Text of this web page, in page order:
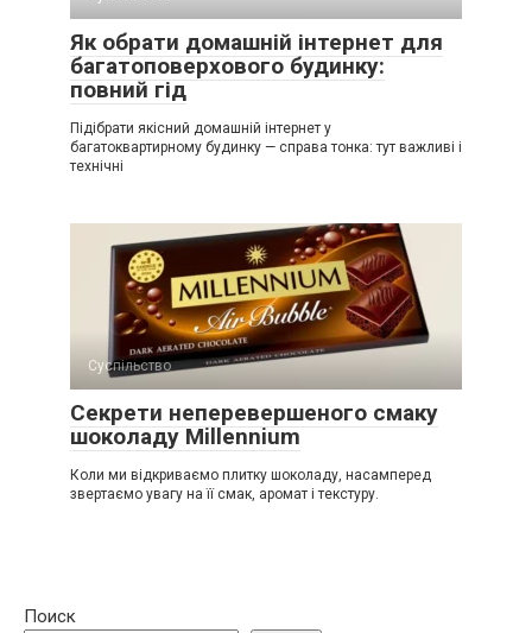
Як обрати домашній інтернет для
багатоповерхового будинку:
повний гід
Підібрати якісний домашній інтернет у
багатоквартирному будинку — справа тонка: тут важливі і
технічні
Суспільство
Секрети неперевершеного смаку
шоколаду Millennium
Коли ми відкриваємо плитку шоколаду, насамперед
звертаємо увагу на її смак, аромат і текстуру.
Поиск